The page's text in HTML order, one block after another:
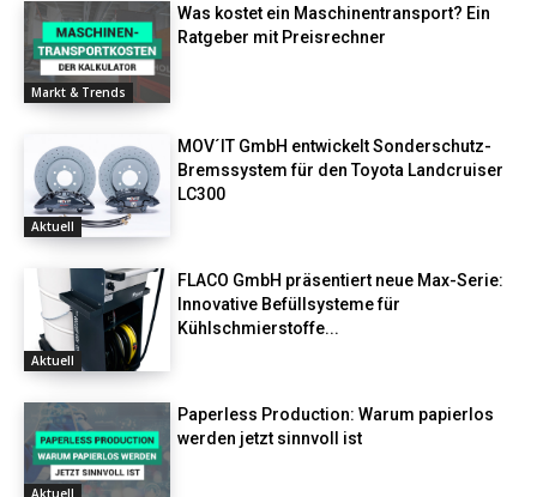
Markt & Trends
Was kostet ein Maschinentransport? Ein
Ratgeber mit Preisrechner
Aktuell
MOV´IT GmbH entwickelt Sonderschutz-
Bremssystem für den Toyota Landcruiser
LC300
Aktuell
FLACO GmbH präsentiert neue Max-Serie:
Innovative Befüllsysteme für
Kühlschmierstoffe...
Paperless Production: Warum papierlos
werden jetzt sinnvoll ist